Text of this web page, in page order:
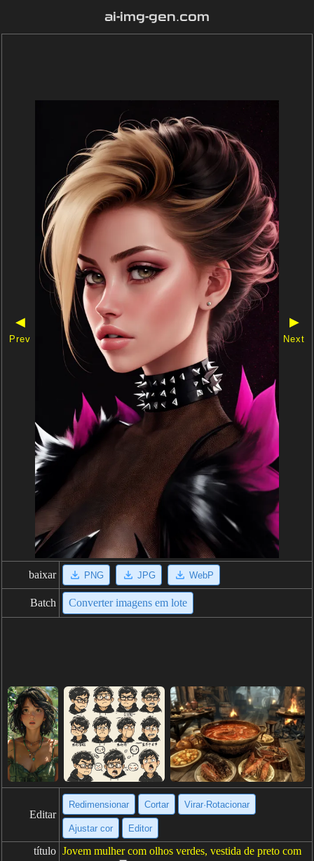
ai-img-gen.com
◀
Prev
▶
Next
baixar PNG JPG WebP
Batch Converter imagens em lote
Editar
Redimensionar Cortar Virar·Rotacionar
Ajustar cor Editor
título Jovem mulher com olhos verdes, vestida de preto com